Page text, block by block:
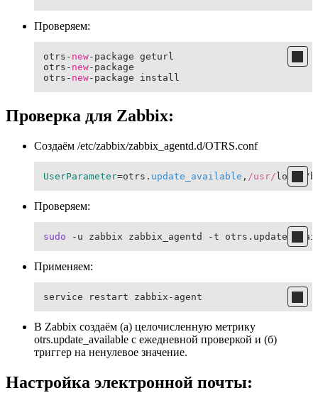
Проверяем:
otrs- new-package geturl
otrs- new-package
otrs- new-package install
Проверка для Zabbix:
Создаём /etc/zabbix/zabbix_agentd.d/OTRS.conf
UserParameter=otrs. update_available , /usr/ local/
Проверяем:
sudo -u zabbix zabbix_agentd -t
Применяем:
service restart zabbix-agent
В Zabbix создаём (а) целочисленную метрику
otrs.update_available с ежедневной проверкой и (б)
триггер на ненулевое значение.
Настройка электронной почты: